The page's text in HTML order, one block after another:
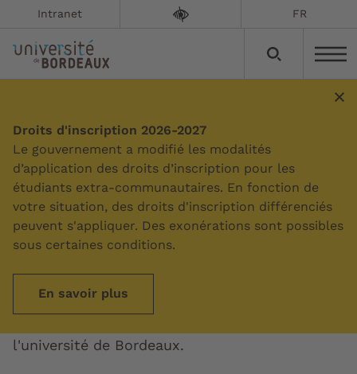
Intranet FR
Droits d'inscription 2026-2027
Le gouvernement a modifié les modalités
d’application des droits d’inscription pour les
étudiants extra-communautaires. En fonction de
votre situation, des droits d'inscription différenciés
peuvent s'appliquer. Des exonérations sont possibles
sous certaines conditions.
En savoir plus
Graduate programs
Mise à jour le :09/06/2026
Inspirés des graduate schools des grandes
universités internationales, inédits dans le
du master au doctorat, qui s’appuient sur les
l'université de Bordeaux.